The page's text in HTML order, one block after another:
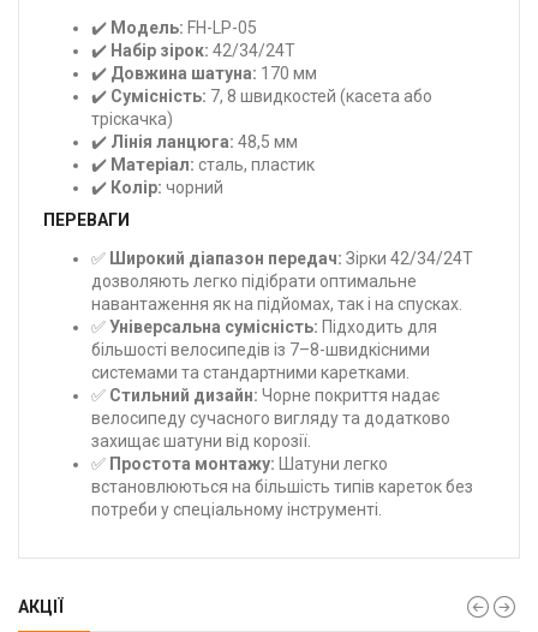
✔️ Модель: FH-LP-05
✔️ Набір зірок: 42/34/24T
✔️ Довжина шатуна: 170 мм
✔️ Сумісність: 7, 8 швидкостей (касета або
тріскачка)
✔️ Лінія ланцюга: 48,5 мм
✔️ Матеріал: сталь, пластик
✔️ Колір: чорний
ПЕРЕВАГИ
✅ Широкий діапазон передач: Зірки 42/34/24T
дозволяють легко підібрати оптимальне
навантаження як на підйомах, так і на спусках.
✅Універсальна сумісність: Підходить для
більшості велосипедів із 7–8-швидкісними
системами та стандартними каретками.
✅ Стильний дизайн: Чорне покриття надає
велосипеду сучасного вигляду та додатково
захищає шатуни від корозії.
✅ Простота монтажу: Шатуни легко
встановлюються на більшість типів кареток без
потреби у спеціальному інструменті.
АКЦІЇ